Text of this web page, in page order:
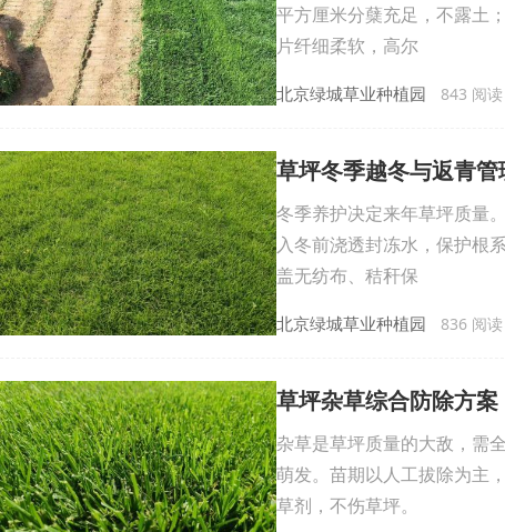
平方厘米分蘖充足，不露土
片纤细柔软，高尔
北京绿城草业种植园 843 阅
草坪冬季越冬与返青管
冬季养护决定来年草坪质量
入冬前浇透封冻水，保护根
盖无纺布、秸秆保
北京绿城草业种植园 836 阅
草坪杂草综合防除方案
杂草是草坪质量的大敌，需
萌发。苗期以人工拔除为主
草剂，不伤草坪。